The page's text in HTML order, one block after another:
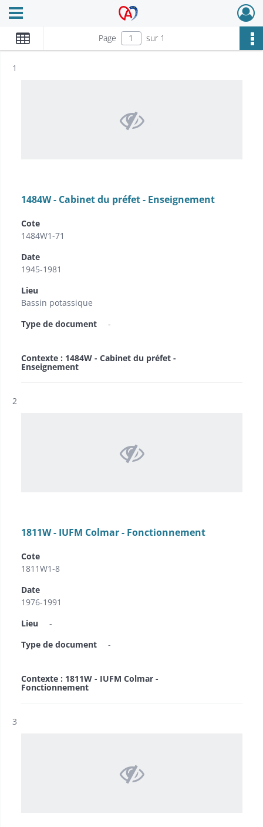
Archives Alsace - Colmar
Ouvrir le menu déroulant
Page sur 1
Résultat n°
1
1484W - Cabinet du préfet - Enseignement
Cote
1484W1-71
Date
1945-1981
Lieu
Bassin potassique
Type de document
-
Contexte : 1484W - Cabinet du préfet -
Enseignement
Résultat n°
2
1811W - IUFM Colmar - Fonctionnement
Cote
1811W1-8
Date
1976-1991
Lieu
-
Type de document
-
Contexte : 1811W - IUFM Colmar -
Fonctionnement
Résultat n°
3